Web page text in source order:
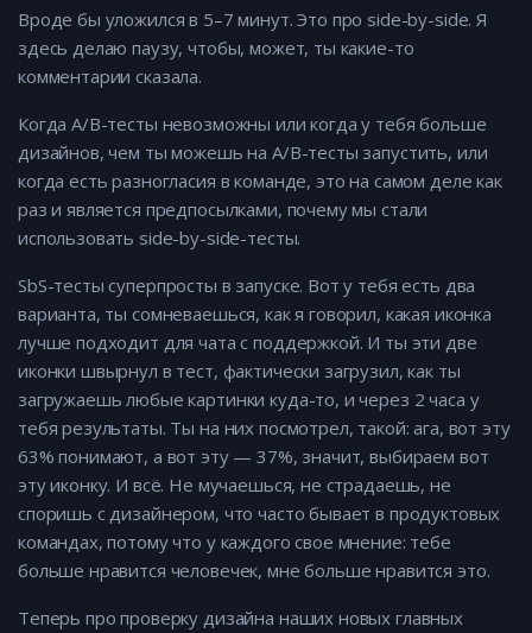
Вроде бы уложился в 5–7 минут. Это про side-by-side. Я
здесь делаю паузу, чтобы, может, ты какие-то
комментарии сказала.
Когда A/B-тесты невозможны или когда у тебя больше
дизайнов, чем ты можешь на A/B-тесты запустить, или
когда есть разногласия в команде, это на самом деле как
раз и является предпосылками, почему мы стали
использовать side-by-side-тесты.
SbS-тесты суперпросты в запуске. Вот у тебя есть два
варианта, ты сомневаешься, как я говорил, какая иконка
лучше подходит для чата с поддержкой. И ты эти две
иконки швырнул в тест, фактически загрузил, как ты
загружаешь любые картинки куда-то, и через 2 часа у
тебя результаты. Ты на них посмотрел, такой: ага, вот эту
63% понимают, а вот эту — 37%, значит, выбираем вот
эту иконку. И всё. Не мучаешься, не страдаешь, не
споришь с дизайнером, что часто бывает в продуктовых
командах, потому что у каждого свое мнение: тебе
больше нравится человечек, мне больше нравится это.
Теперь про проверку дизайна наших новых главных